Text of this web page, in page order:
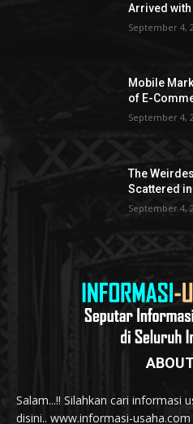
Arrived
September 4,
Mobile
of E-
September 4,
The
Scattered
September 4,
Salam...!! Silahkan cari informasi
disini.. www.informasi-